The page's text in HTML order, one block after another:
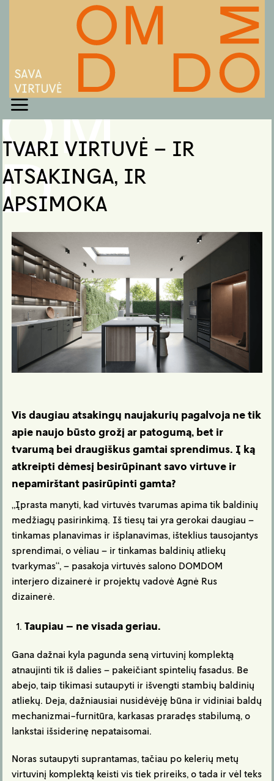
TVARI VIRTUVĖ – IR
ATSAKINGA, IR
APSIMOKA
Vis daugiau atsakingų naujakurių pagalvoja ne tik
apie naujo būsto grožį ar patogumą, bet ir
tvarumą bei draugiškus gamtai sprendimus. Į ką
atkreipti dėmesį besirūpinant savo virtuve ir
nepamirštant pasirūpinti gamta?
„Įprasta manyti, kad virtuvės tvarumas apima tik baldinių
medžiagų pasirinkimą. Iš tiesų tai yra gerokai daugiau –
tinkamas planavimas ir išplanavimas, išteklius tausojantys
sprendimai, o vėliau – ir tinkamas baldinių atliekų
tvarkymas“, – pasakoja virtuvės salono DOMDOM
interjero dizainerė ir projektų vadovė Agnė Rus
dizainerė.
Taupiau – ne visada geriau.
Gana dažnai kyla pagunda seną virtuvinį komplektą
atnaujinti tik iš dalies – pakeičiant spintelių fasadus. Be
abejo, taip tikimasi sutaupyti ir išvengti stambių baldinių
atliekų. Deja, dažniausiai nusidėvėję būna ir vidiniai baldų
mechanizmai-furnitūra, karkasas praradęs stabilumą, o
lankstai išsiderinę nepataisomai.
Noras sutaupyti suprantamas, tačiau po kelerių metų
virtuvinį komplektą keisti vis tiek prireiks, o tada ir vėl teks